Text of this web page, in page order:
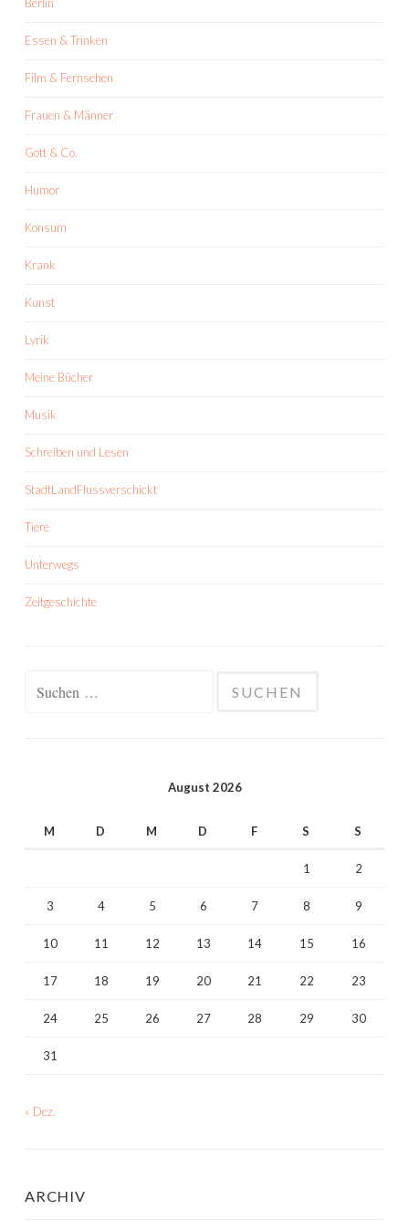
Essen & Trinken
Film & Fernsehen
Frauen & Männer
Gott & Co.
Humor
Konsum
Krank
Kunst
Lyrik
Meine Bücher
Musik
Schreiben und Lesen
StadtLandFlussverschickt
Tiere
Unterwegs
Zeitgeschichte
August 2026
M D M D F S S
1 2
3 4 5 6 7 8 9
10 11 12 13 14 15 16
17 18 19 20 21 22 23
24 25 26 27 28 29 30
31
« Dez.
ARCHIV